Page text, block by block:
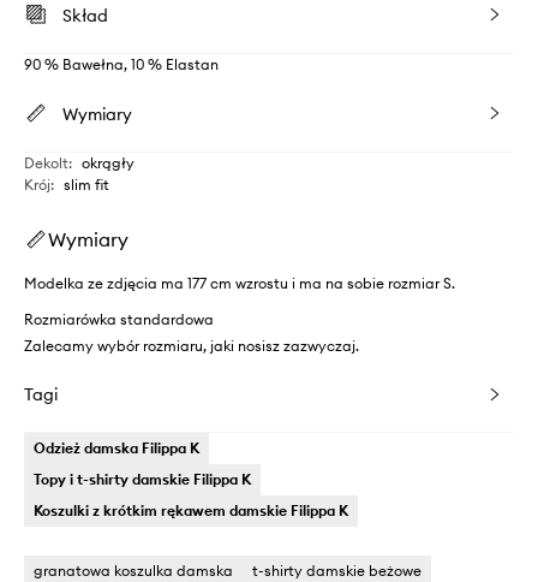
Skład
90 % Bawełna, 10 % Elastan
Wymiary
Dekolt: okrągły
Krój: slim fit
Wymiary
Modelka ze zdjęcia ma 177 cm wzrostu i ma na sobie rozmiar S.
Rozmiarówka standardowa
Zalecamy wybór rozmiaru, jaki nosisz zazwyczaj.
Tagi
Odzież damska Filippa K
Topy i t-shirty damskie Filippa K
Koszulki z krótkim rękawem damskie Filippa K
granatowa koszulka damska t-shirty damskie beżowe